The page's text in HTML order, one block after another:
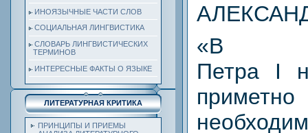
ИНОЯЗЫЧНЫЕ ЧАСТИ СЛОВ
СОЦИАЛЬНАЯ ЛИНГВИСТИКА
СЛОВАРЬ ЛИНГВИСТИЧЕСКИХ
ТЕРМИНОВ
ИНТЕРЕСНЫЕ ФАКТЫ О ЯЗЫКЕ
ЛИТЕРАТУРНАЯ КРИТИКА
ПРИНЦИПЫ И ПРИЕМЫ
«В
Петра I